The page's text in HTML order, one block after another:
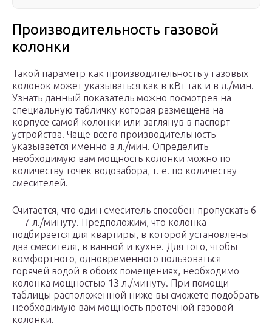
Производительность газовой
колонки
Такой параметр как производительность у газовых
колонок может указываться как в кВт так и в л./мин.
Узнать данный показатель можно посмотрев на
специальную табличку которая размещена на
корпусе самой колонки или заглянув в паспорт
устройства. Чаще всего производительность
указывается именно в л./мин. Определить
необходимую вам мощность колонки можно по
количеству точек водозабора, т. е. по количеству
смесителей.
Считается, что один смеситель способен пропускать 6
— 7 л./минуту. Предположим, что колонка
подбирается для квартиры, в которой установлены
два смесителя, в ванной и кухне. Для того, чтобы
комфортного, одновременного пользоваться
горячей водой в обоих помещениях, необходимо
колонка мощностью 13 л./минуту. При помощи
таблицы расположенной ниже вы сможете подобрать
необходимую вам мощность проточной газовой
колонки.